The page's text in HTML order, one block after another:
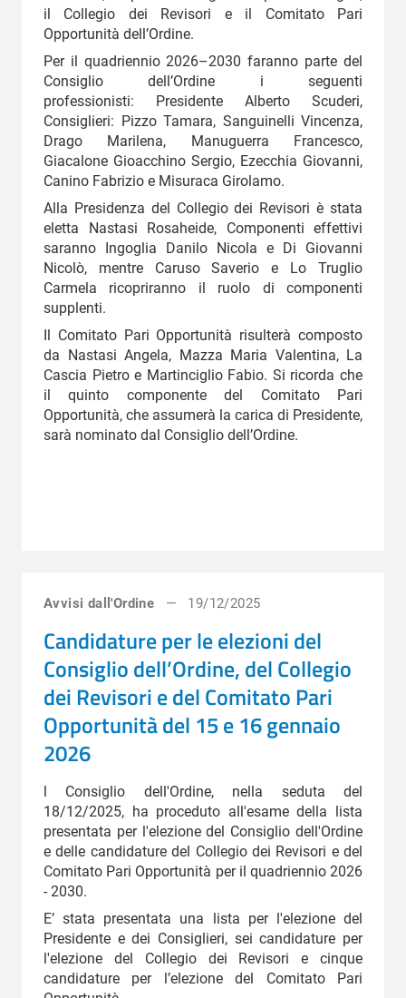
il Collegio dei Revisori e il Comitato Pari
Opportunità dell’Ordine.
Per il quadriennio 2026–2030 faranno parte del
Consiglio dell’Ordine i seguenti
professionisti: Presidente Alberto Scuderi,
Consiglieri: Pizzo Tamara, Sanguinelli Vincenza,
Drago Marilena, Manuguerra Francesco,
Giacalone Gioacchino Sergio, Ezecchia Giovanni,
Canino Fabrizio e Misuraca Girolamo.
Alla Presidenza del Collegio dei Revisori è stata
eletta Nastasi Rosaheide, Componenti effettivi
saranno Ingoglia Danilo Nicola e Di Giovanni
Nicolò, mentre Caruso Saverio e Lo Truglio
Carmela ricopriranno il ruolo di componenti
supplenti.
Il Comitato Pari Opportunità risulterà composto
da Nastasi Angela, Mazza Maria Valentina, La
Cascia Pietro e Martinciglio Fabio. Si ricorda che
il quinto componente del Comitato Pari
Opportunità, che assumerà la carica di Presidente,
sarà nominato dal Consiglio dell’Ordine.
Avvisi dall'Ordine 19/12/2025
Candidature per le elezioni del
Consiglio dell’Ordine, del Collegio
dei Revisori e del Comitato Pari
Opportunità del 15 e 16 gennaio
2026
l Consiglio dell'Ordine, nella seduta del
18/12/2025, ha proceduto all'esame della lista
presentata per l'elezione del Consiglio dell'Ordine
e delle candidature del Collegio dei Revisori e del
Comitato Pari Opportunità per il quadriennio 2026
- 2030.
E’ stata presentata una lista per l'elezione del
Presidente e dei Consiglieri, sei candidature per
l'elezione del Collegio dei Revisori e cinque
candidature per l’elezione del Comitato Pari